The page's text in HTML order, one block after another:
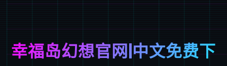
幸福岛幻想官网|中文免费下